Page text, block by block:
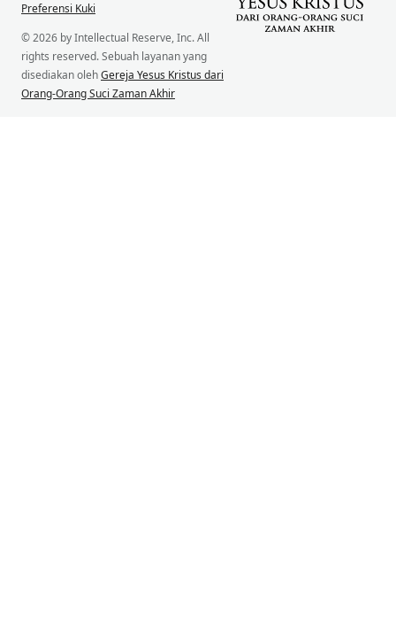
Preferensi Kuki
© 2026 by Intellectual Reserve, Inc. All
rights reserved. Sebuah layanan yang
disediakan olehGereja Yesus Kristus dari
Orang-Orang Suci Zaman Akhir